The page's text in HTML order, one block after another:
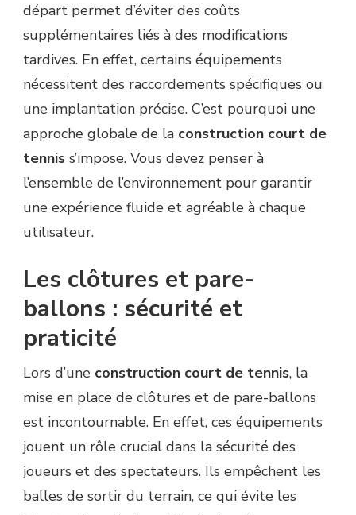
départ permet d’éviter des coûts
supplémentaires liés à des modifications
tardives. En effet, certains équipements
nécessitent des raccordements spécifiques ou
une implantation précise. C’est pourquoi une
approche globale de la construction court de
tennis s’impose. Vous devez penser à
l’ensemble de l’environnement pour garantir
une expérience fluide et agréable à chaque
utilisateur.
Les clôtures et pare-
ballons : sécurité et
praticité
Lors d’une construction court de tennis, la
mise en place de clôtures et de pare-ballons
est incontournable. En effet, ces équipements
jouent un rôle crucial dans la sécurité des
joueurs et des spectateurs. Ils empêchent les
balles de sortir du terrain, ce qui évite les